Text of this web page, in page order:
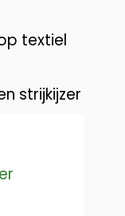
textiel
strijkijzer